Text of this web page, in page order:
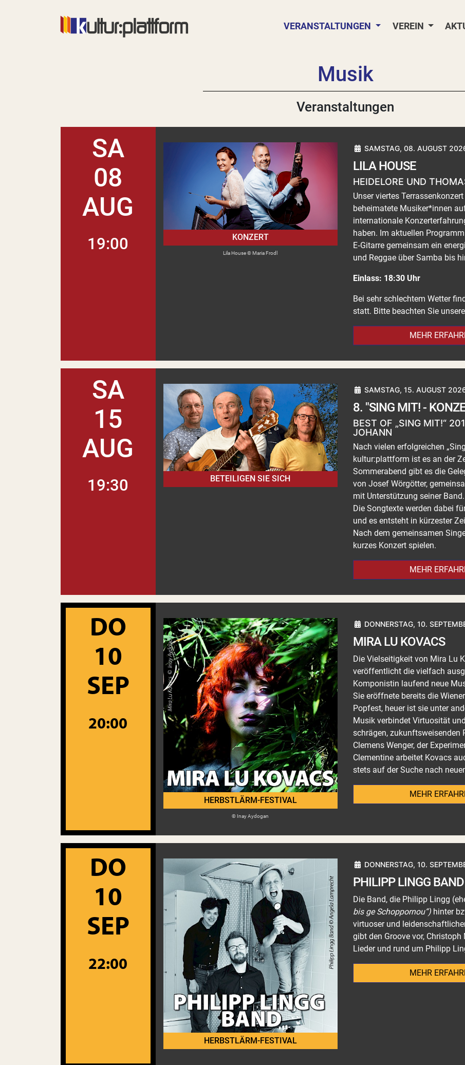
VERANSTALTUNGEN VEREIN
Musik
Veranstaltungen
SA
08
AUG
19:00 KONZERT
Lila House © Maria Frodl
SAMSTAG, 08. AUGUST
LILA HOUSE
HEIDELORE UND
Unser viertes
beheimatete Musiker*innen
internationale
haben. Im aktuellen
E‑Gitarre gemeinsam ein
und Reggae über Samba bis
Einlass: 18:30 Uhr
Bei sehr schlechtem Wetter
statt. Bitte beachten Sie
MEHR
SA
15
AUG
19:30 BETEILIGEN SIE SICH
SAMSTAG, 15. AUGUST
8. "SING MIT! -
BEST OF „SING MIT!“
JOHANN
Nach vielen erfolgreichen
kultur:plattform ist es an der
Sommerabend gibt es die
von Josef Wörgötter,
mit Unterstützung seiner Band.
Die Songtexte werden dabei
und es entsteht in kürzester
Nach dem gemeinsamen
kurzes Konzert spielen.
MEHR
DO
10
SEP
20:00
HERBSTLÄRM-FESTIVAL
© Inay Aydogan
DONNERSTAG, 10.
MIRA LU KOVACS
Die Vielseitigkeit von Mira Lu
veröffentlicht die vielfach
Komponistin laufend neue
Sie eröffnete bereits die
Popfest, heuer ist sie unter
Musik verbindet Virtuosität
schrägen, zukunftsweisenden
Clemens Wenger, der
Clementine arbeitet Kovacs
stets auf der Suche nach
MEHR
DO
10
SEP
22:00
HERBSTLÄRM-FESTIVAL
DONNERSTAG, 10.
PHILIPP LINGG BAND
Die Band, die Philipp Lingg
bis ge Schoppornou“)hinter
virtuoser und
gibt den Groove vor,
Lieder und rund um Philipp
MEHR